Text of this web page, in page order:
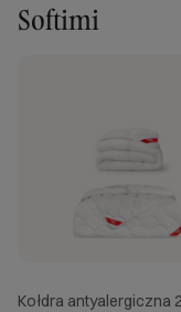
Softimi
Kołdra antyalergiczna